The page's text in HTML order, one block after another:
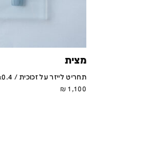
מצית
תחריט לייזר על זכוכית / 15x10x0.4 ס''מ
1,100
₪